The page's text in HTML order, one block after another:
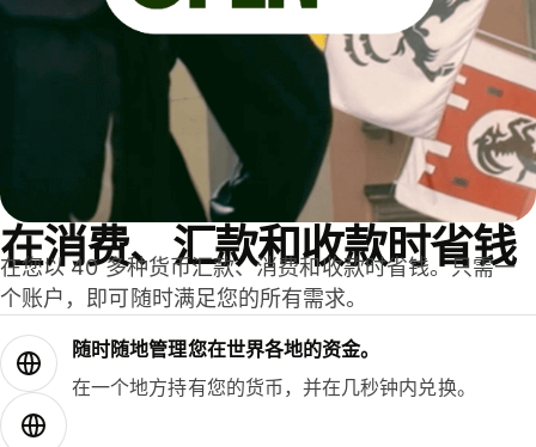
在消费、汇款和收款时省钱
在您以 40 多种货币汇款、消费和收款时省钱。只需一
个账户，即可随时满足您的所有需求。
随时随地管理您在世界各地的资金。
在一个地方持有您的货币，并在几秒钟内兑换。